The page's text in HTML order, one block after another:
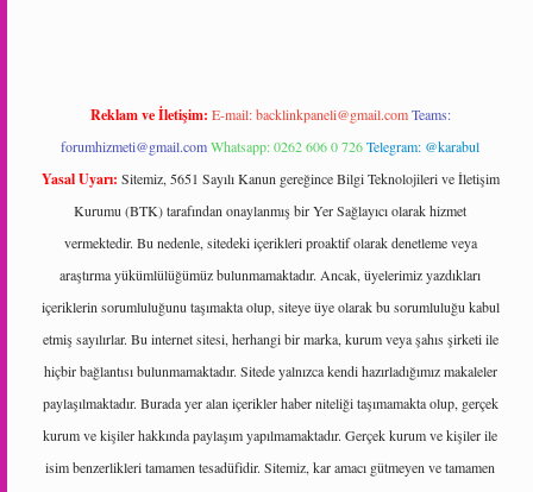
Reklam ve İletişim: E-mail:backlinkpaneli@gmail.com Teams:
forumhizmeti@gmail.comWhatsapp: 0262 606 0 726Telegram: @karabul
Yasal Uyarı: Sitemiz, 5651 Sayılı Kanun gereğince Bilgi Teknolojileri ve İletişim
Kurumu (BTK) tarafından onaylanmış bir Yer Sağlayıcı olarak hizmet
vermektedir. Bu nedenle, sitedeki içerikleri proaktif olarak denetleme veya
araştırma yükümlülüğümüz bulunmamaktadır. Ancak, üyelerimiz yazdıkları
içeriklerin sorumluluğunu taşımakta olup, siteye üye olarak bu sorumluluğu kabul
etmiş sayılırlar. Bu internet sitesi, herhangi bir marka, kurum veya şahıs şirketi ile
hiçbir bağlantısı bulunmamaktadır. Sitede yalnızca kendi hazırladığımız makaleler
paylaşılmaktadır. Burada yer alan içerikler haber niteliği taşımamakta olup, gerçek
kurum ve kişiler hakkında paylaşım yapılmamaktadır. Gerçek kurum ve kişiler ile
isim benzerlikleri tamamen tesadüfidir. Sitemiz, kar amacı gütmeyen ve tamamen